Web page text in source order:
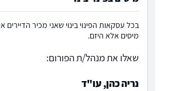
בכל עסקאות הפינוי בינוי שאני מכיר הדיירים
מיסים אלא היזם.
שאלו את מנהל/ת הפורום:
נריה כהן, עו"ד